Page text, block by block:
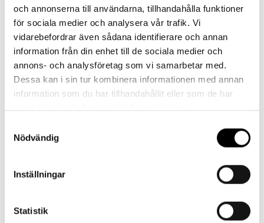
och annonserna till användarna, tillhandahålla funktioner
för sociala medier och analysera vår trafik. Vi
vidarebefordrar även sådana identifierare och annan
information från din enhet till de sociala medier och
annons- och analysföretag som vi samarbetar med.
Dessa kan i sin tur kombinera informationen med annan
information som du har tillhandahållit eller som de har
Nödvändig
Inställningar
Statistik
16:30
Kontakt